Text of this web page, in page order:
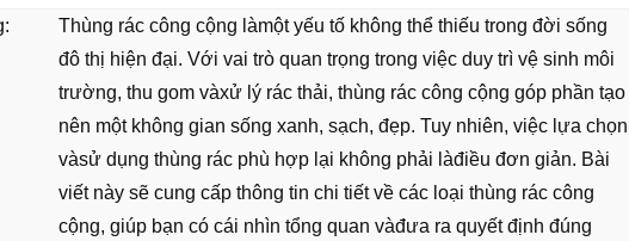
Thùng rác công cộng làmột yếu tố không thể thiếu trong đời sống
đô thị hiện đại. Với vai trò quan trọng trong việc duy trì vệ sinh môi
trường, thu gom vàxử lý rác thải, thùng rác công cộng góp phần tạo
nên một không gian sống xanh, sạch, đẹp. Tuy nhiên, việc lựa chọn
vàsử dụng thùng rác phù hợp lại không phải làđiều đơn giản. Bài
viết này sẽ cung cấp thông tin chi tiết về các loại thùng rác công
cộng, giúp bạn có cái nhìn tổng quan vàđưa ra quyết định đúng